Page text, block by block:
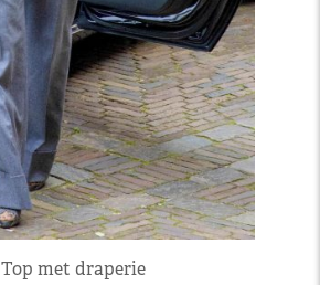
Top met draperie